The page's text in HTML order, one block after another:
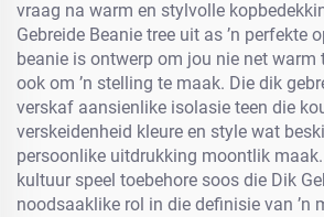
vraag na warm en stylvolle
Gebreide Beanie tree uit as ’n perfekte
beanie is ontwerp om jou nie net warm
ook om ’n stelling te maak. Die dik
verskaf aansienlike isolasie teen die
verskeidenheid kleure en style wat
persoonlike uitdrukking moontlik
kultuur speel toebehore soos die Dik
noodsaaklike rol in die definisie van ’n